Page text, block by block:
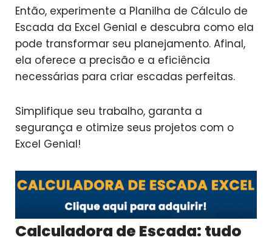
Então, experimente a Planilha de Cálculo de
Escada da Excel Genial e descubra como ela
pode transformar seu planejamento. Afinal,
ela oferece a precisão e a eficiência
necessárias para criar escadas perfeitas.
Simplifique seu trabalho, garanta a
segurança e otimize seus projetos com o
Excel Genial!
Calculadora de Escada: tudo